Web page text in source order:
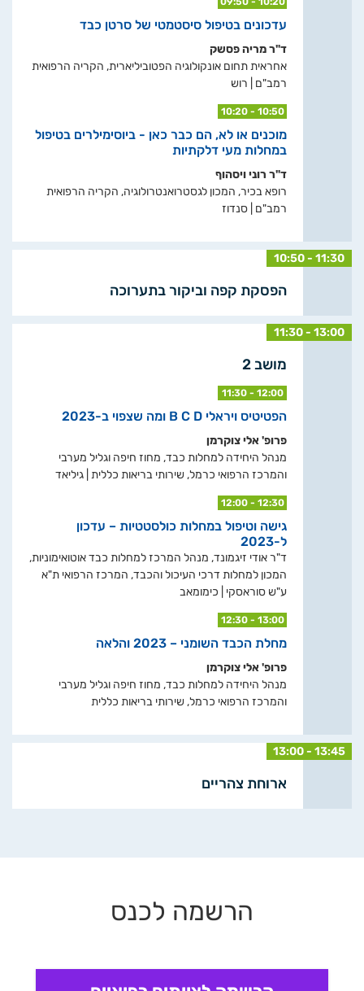
עדכונים בטיפול סיסטמטי של סרטן כבד
ד"ר מריה פסשק
אחראית תחום אונקולוגיה הפטוביליארית, הקריה הרפואית
רמב"ם | רוש
10:20 - 10:50
מוכנים או לא, הם כבר כאן - ביוסימילרים בטיפול
במחלות מעי דלקתיות
ד"ר רוני ויסהוף
רופא בכיר, המכון לגסטרואנטרולוגיה, הקריה הרפואית
רמב"ם | סנדוז
10:50 - 11:30
הפסקת קפה וביקור בתערוכה
11:30 - 13:00
מושב 2
11:30 - 12:00
הפטיטיס ויראלי B C D ומה שצפוי ב-2023
פרופ' אלי צוקרמן
מנהל היחידה למחלות כבד, מחוז חיפה וגליל מערבי
והמרכז הרפואי כרמל, שירותי בריאות כללית | גיליאד
12:00 - 12:30
גישה וטיפול במחלות כולסטטיות – עדכון
ל-2023
ד"ר אודי זיגמונד, מנהל המרכז למחלות כבד אוטואימוניות,
המכון למחלות דרכי העיכול והכבד, המרכז הרפואי ת"א
ע"ש סוראסקי | כימומאב
12:30 - 13:00
מחלת הכבד השומני – 2023 והלאה
פרופ' אלי צוקרמן
מנהל היחידה למחלות כבד, מחוז חיפה וגליל מערבי
והמרכז הרפואי כרמל, שירותי בריאות כללית
13:00 - 13:45
ארוחת צהריים
הרשמה לכנס